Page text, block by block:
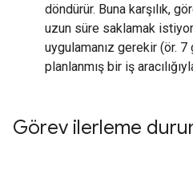
döndürür. Buna karşılık,
uzun süre saklamak
uygulamanız gerekir (ör.
planlanmış bir iş
Görev ilerleme